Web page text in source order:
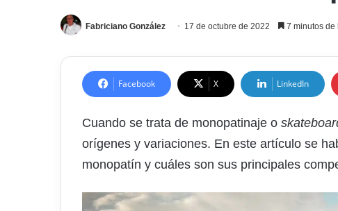
Fabriciano González 17 de octubre de 2022 7 minutos de
Facebook X LinkedIn
Cuando se trata de monopatinaje o
orígenes y variaciones. En este artículo se
monopatín y cuáles son sus principales